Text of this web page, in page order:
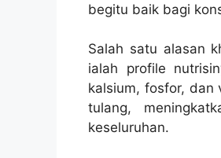
begitu baik bagi
Salah satu alasan
ialah profile
kalsium, fosfor, dan
tulang,
keseluruhan.